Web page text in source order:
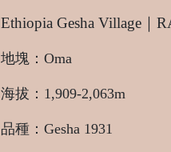
Ethiopia Gesha Village｜
地塊：Oma
海拔：1,909-2,063m
品種：Gesha 1931